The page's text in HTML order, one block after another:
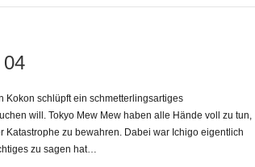
Kokon schlüpft ein schmetterlingsartiges
will. Tokyo Mew Mew haben alle Hände voll zu tun,
Katastrophe zu bewahren. Dabei war Ichigo eigentlich
zu sagen hat…